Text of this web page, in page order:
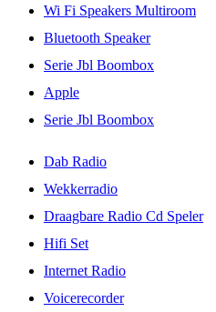
Wi Fi Speakers Multiroom
Bluetooth Speaker
Serie Jbl Boombox
Apple
Serie Jbl Boombox
Dab Radio
Wekkerradio
Draagbare Radio Cd Speler
Hifi Set
Internet Radio
Voicerecorder